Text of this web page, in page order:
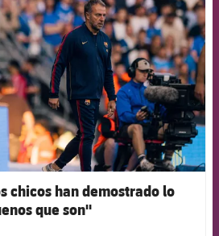
chicos han demostrado lo
que son"